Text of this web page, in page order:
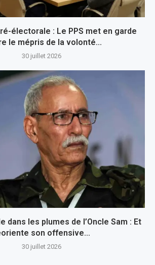
électorale : Le PPS met en garde
le mépris de la volonté...
30 juillet 2026
dans les plumes de l’Oncle Sam : Et
son offensive...
30 juillet 2026